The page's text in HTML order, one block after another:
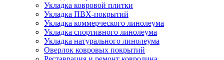
Укладка ковровой плитки
Укладка ПВХ-покрытий
Укладка коммерческого линолеума
Укладка спортивного линолеума
Укладка натурального линолеума
Оверлок ковровых покрытий